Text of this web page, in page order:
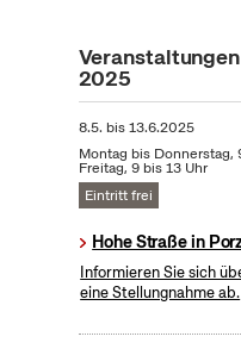
2025
8.5. bis13.6.2025
Montag bis Donnerstag,
Freitag, 9 bis 13 Uhr
Eintritt frei
Hohe Straße in
Informieren Sie sich
eine Stellungnahme ab.